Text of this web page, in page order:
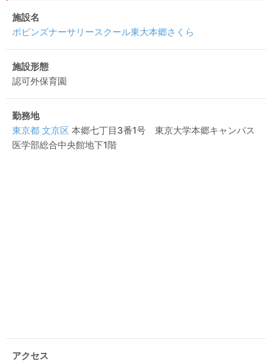
施設名
ポピンズナーサリースクール東大本郷さくら
施設形態
認可外保育園
勤務地
東京都 文京区 本郷七丁目3番1号 東京大学本郷キャンパス
医学部総合中央館地下1階
アクセス